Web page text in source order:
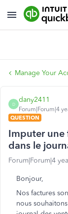
Manage Your
D
dany2411
Forum|Forum|4
QUESTION
Imputer une
dans le
Forum|Forum|4
Bonjour,
Nos factures
nous